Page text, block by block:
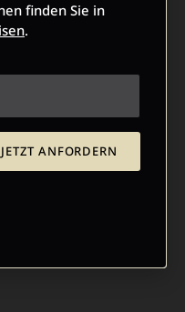
finden Sie in
.
JETZT ANFORDERN